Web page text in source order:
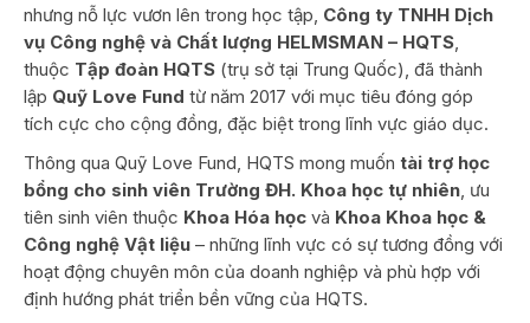
nhưng nỗ lực vươn lên trong học tập, Công ty TNHH Dịch
vụ Công nghệ và Chất lượng HELMSMAN – HQTS,
thuộc Tập đoàn HQTS (trụ sở tại Trung Quốc), đã thành
lập Quỹ Love Fund từ năm 2017 với mục tiêu đóng góp
tích cực cho cộng đồng, đặc biệt trong lĩnh vực giáo dục.
Thông qua Quỹ Love Fund, HQTS mong muốn tài trợ học
bổng cho sinh viên Trường ĐH. Khoa học tự nhiên, ưu
tiên sinh viên thuộc Khoa Hóa học và Khoa Khoa học &
Công nghệ Vật liệu – những lĩnh vực có sự tương đồng với
hoạt động chuyên môn của doanh nghiệp và phù hợp với
định hướng phát triển bền vững của HQTS.